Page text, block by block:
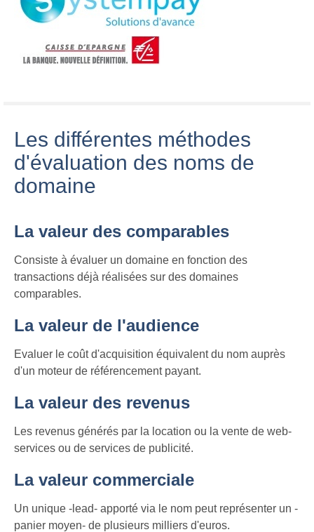
Les différentes méthodes
d'évaluation des noms de
domaine
La valeur des comparables
Consiste à évaluer un domaine en fonction des
transactions déjà réalisées sur des domaines
comparables.
La valeur de l'audience
Evaluer le coût d'acquisition équivalent du nom auprès
d'un moteur de référencement payant.
La valeur des revenus
Les revenus générés par la location ou la vente de web-
services ou de services de publicité.
La valeur commerciale
Un unique -lead- apporté via le nom peut représenter un -
panier moyen- de plusieurs milliers d'euros.